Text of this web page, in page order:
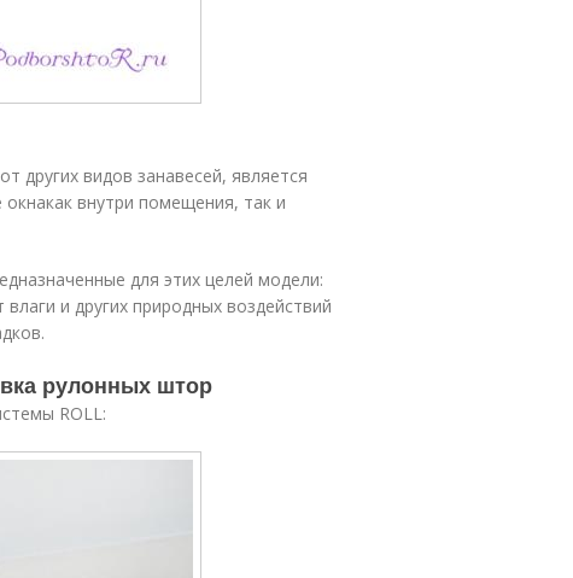
других видов занавесей, является
внутри помещения, так и
для этих целей модели:
и других природных воздействий
рулонных штор
ROLL: